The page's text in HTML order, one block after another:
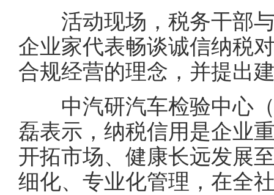
活动现场，税务干部与
企业家代表畅谈诚信纳税
合规经营的理念，并提出
中汽研汽车检验中心（
磊表示，纳税信用是企业
开拓市场、健康长远发展
细化、专业化管理，在全